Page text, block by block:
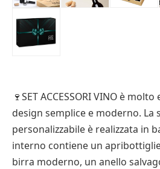
🍷SET ACCESSORI VINO è
design semplice e moderno. La
personalizzabile è realizzata in
interno contiene un
birra moderno, un anello